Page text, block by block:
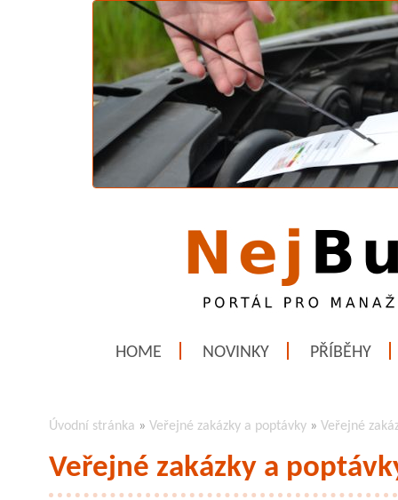
HOME NOVINKY PŘÍBĚHY
Úvodní stránka » Veřejné zakázky a poptávky » Veřejné
Veřejné zakázky a